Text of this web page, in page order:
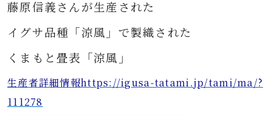
藤原信義さんが生産された
イグサ品種「涼風」で製織された
くまもと畳表 「涼風」
生産者詳細情報https://igusa-tatami.jp/tami/ma/?
111278